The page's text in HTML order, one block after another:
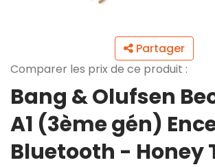
Partager
Comparer les prix de ce produit :
Bang & Olufsen
A1 (3ème gén)
Bluetooth - Honey